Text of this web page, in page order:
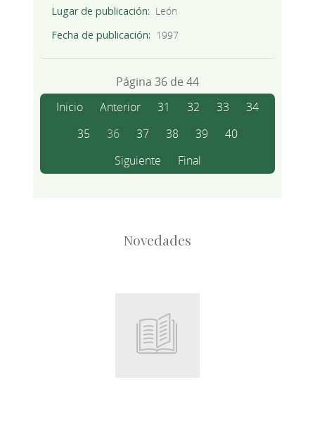
Lugar de publicación
León
Fecha de publicación
1997
Página 36 de 44
Inicio
Anterior 31 32 33
34
35
36 37 38 39
40
Siguiente
Final
Novedades
Root